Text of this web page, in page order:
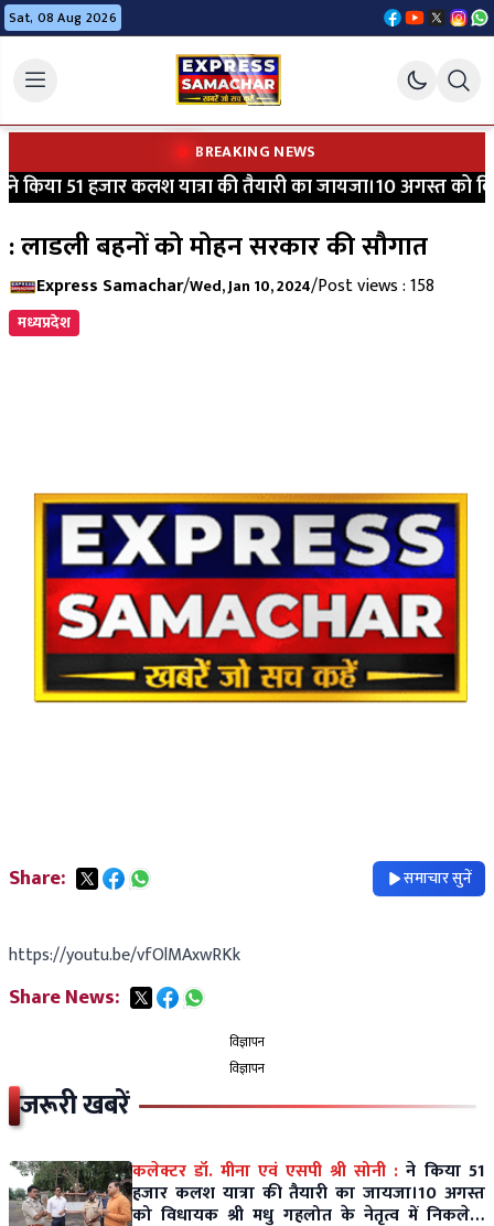
Sat, 08 Aug 2026
BREAKING NEWS
51 हजार कलश यात्रा की तैयारी का जायजा।10 अगस्त को
: लाडली बहनों को मोहन सरकार की सौगात
Express Samachar/Wed, Jan 10, 2024/Post views : 158
मध्यप्रदेश
Share: समाचार सुनें
https://youtu.be/vfOlMAxwRKk
Share News:
विज्ञापन
विज्ञापन
जरूरी खबरें
कलेक्टर डॉ. मीना एवं एसपी श्री सोनी : ने किया 51
हजार कलश यात्रा की तैयारी का जायजा।10 अगस्त
को विधायक श्री मधु गहलोत के नेतृत्व में निकलेगी